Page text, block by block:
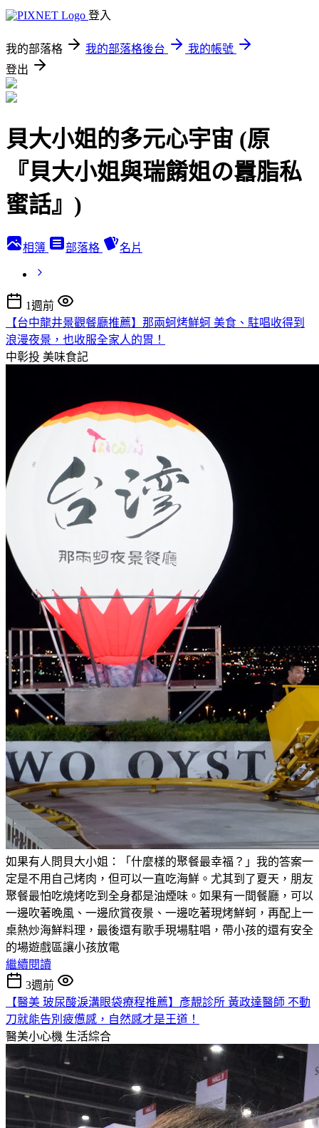
登入
我的部落格 我的部落格後台
我的帳號
登出
貝大小姐的多元心宇宙 (原
『貝大小姐與瑞餚姐の囂脂私
蜜話』)
相簿 部落格 名片
1週前
【台中龍井景觀餐廳推薦】那兩蚵烤鮮蚵 美食、駐唱收得到
浪漫夜景，也收服全家人的胃！
中彰投 美味食記
如果有人問貝大小姐：「什麼樣的聚餐最幸福？」我的答案一
定是不用自己烤肉，但可以一直吃海鮮。尤其到了夏天，朋友
聚餐最怕吃燒烤吃到全身都是油煙味。如果有一間餐廳，可以
一邊吹著晚風、一邊欣賞夜景、一邊吃著現烤鮮蚵，再配上一
桌熱炒海鮮料理，最後還有歌手現場駐唱，帶小孩的還有安全
的場遊戲區讓小孩放電
繼續閱讀
3週前
【醫美 玻尿酸淚溝眼袋療程推薦】彥靚診所 黃政達醫師 不動
刀就能告別疲憊感，自然感才是王道！
醫美小心機 生活綜合